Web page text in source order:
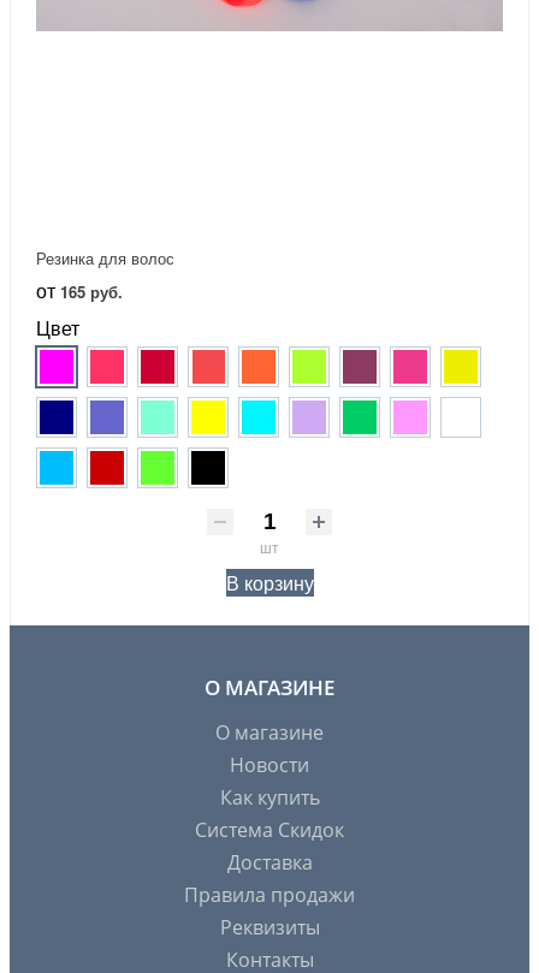
Резинка для волос
от 165 руб.
Цвет
шт
В корзину
О МАГАЗИНЕ
О магазине
Новости
Как купить
Система Скидок
Доставка
Правила продажи
Реквизиты
Контакты